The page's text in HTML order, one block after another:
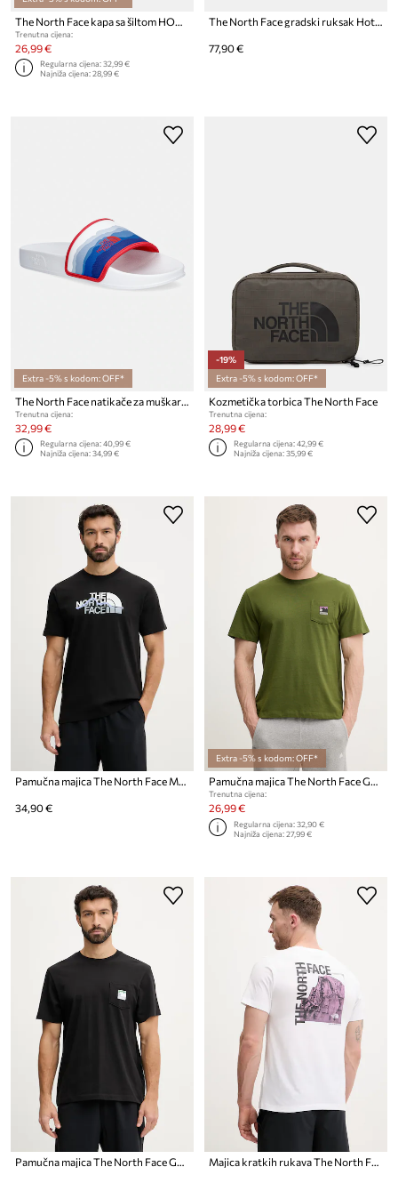
Trenutna cijena:
26,99 €
Regularna cijena:32,99 €
Najniža cijena:28,99 €
77,90 €
Extra -5% s kodom: OFF*
The North Face natikače za muškarce Base Camp Slide III
Trenutna cijena:
32,99 €
Regularna cijena:40,99 €
Najniža cijena:34,99 €
-19%
Extra -5% s kodom: OFF*
Kozmetička torbica The North Face
Trenutna cijena:
28,99 €
Regularna cijena:42,99 €
Najniža cijena:35,99 €
Pamučna majica The North Face MOUNTAIN
34,90 €
Extra -5% s kodom: OFF*
Pamučna majica The North Face GRAPHIC
Trenutna cijena:
26,99 €
Regularna cijena:32,90 €
Najniža cijena:27,99 €